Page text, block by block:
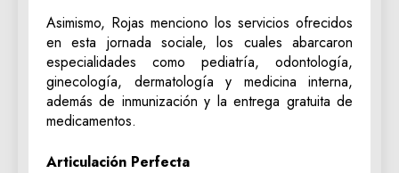
Asimismo, Rojas menciono los servicios ofrecidos
en esta jornada sociale, los cuales abarcaron
especialidades como pediatría, odontología,
ginecología, dermatología y medicina interna,
además de inmunización y la entrega gratuita de
medicamentos.
Articulación Perfecta